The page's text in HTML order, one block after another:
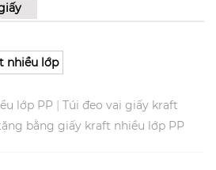
nhiều lớp
lớp PP | Túi đeo vai giấy kraft
bằng giấy kraft nhiều lớp PP